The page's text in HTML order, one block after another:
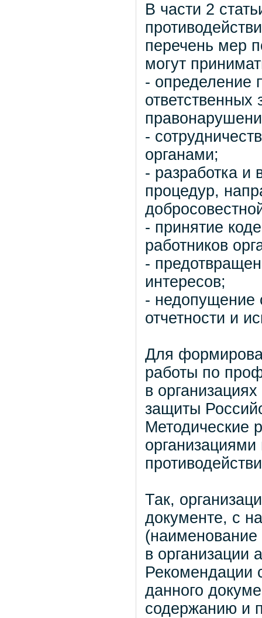
В части 2
перечень мер
могут
- определение
-
органами;
- разработка и
процедур,
- принятие
работников
-
интересов;
- недопущение
отчетности и
Для
работы по
в
защиты
Методические
Так,
документе, с
(наименование
в организации
Рекомендации
данного
содержанию и